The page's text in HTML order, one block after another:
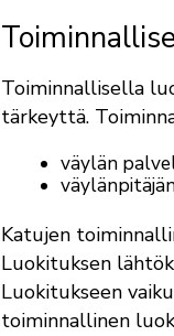
Toiminnallisella
tärkeyttä.
väylän
Katujen
Luokituksen
Luokitukseen
toiminnallinen